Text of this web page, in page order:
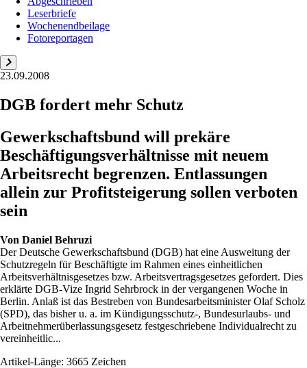
Leserbriefe
Wochenendbeilage
Fotoreportagen
23.09.2008
DGB fordert mehr Schutz
Gewerkschaftsbund will prekäre
Beschäftigungsverhältnisse mit neuem
Arbeitsrecht begrenzen. Entlassungen
allein zur Profitsteigerung sollen verboten
sein
Von Daniel Behruzi
Der Deutsche Gewerkschaftsbund (DGB) hat eine Ausweitung der
Schutzregeln für Beschäftigte im Rahmen eines einheitlichen
Arbeitsverhältnisgesetzes bzw. Arbeitsvertragsgesetzes gefordert. Dies
erklärte DGB-Vize Ingrid Sehrbrock in der vergangenen Woche in
Berlin. Anlaß ist das Bestreben von Bundesarbeitsminister Olaf Scholz
(SPD), das bisher u. a. im Kündigungsschutz-, Bundesurlaubs- und
Arbeitnehmerüberlassungsgesetz festgeschriebene Individualrecht zu
vereinheitlic...
Artikel-Länge: 3665 Zeichen